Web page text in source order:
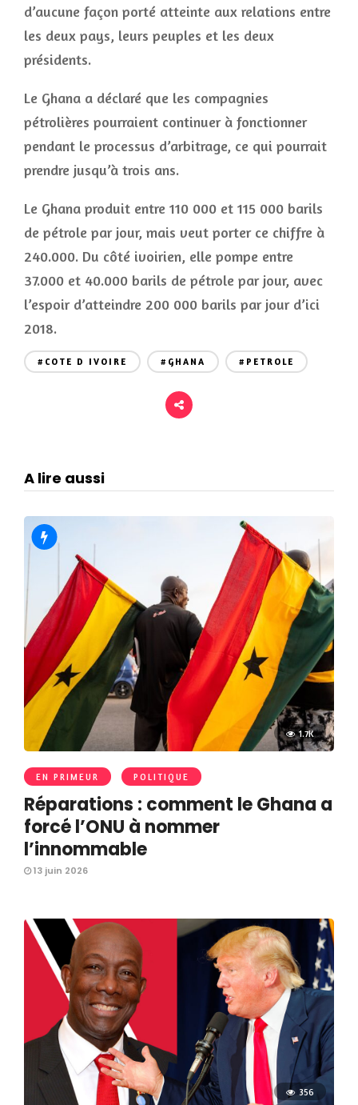
d’aucune façon porté atteinte aux relations entre
les deux pays, leurs peuples et les deux
présidents.
Le Ghana a déclaré que les compagnies
pétrolières pourraient continuer à fonctionner
pendant le processus d’arbitrage, ce qui pourrait
prendre jusqu’à trois ans.
Le Ghana produit entre 110 000 et 115 000 barils
de pétrole par jour, mais veut porter ce chiffre à
240.000. Du côté ivoirien, elle pompe entre
37.000 et 40.000 barils de pétrole par jour, avec
l’espoir d’atteindre 200 000 barils par jour d’ici
2018.
#COTE D IVOIRE #GHANA #PETROLE
A lire aussi
1.7K
EN PRIMEUR POLITIQUE
Réparations : comment le Ghana a
forcé l’ONU à nommer
l’innommable
13 juin 2026
356